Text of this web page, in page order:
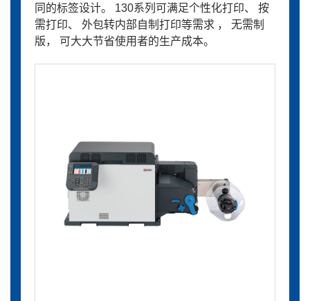
同的标签设计。 130系列可满足个性化打印、 按
需打印、 外包转内部自制打印等需求 ， 无需制
版， 可大大节省使用者的生产成本。